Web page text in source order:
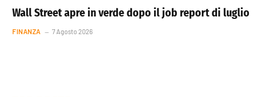
Wall Street apre in verde dopo il job report di luglio
FINANZA 7 Agosto 2026